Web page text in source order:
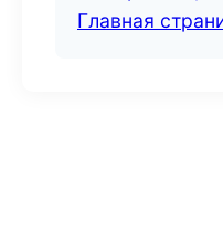
Главная